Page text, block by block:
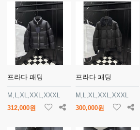
프라다 패딩
M,L,XL,XXL,XXXL
312,000원
프라다 패딩
M,L,XL,XXL,XXXL
300,000원